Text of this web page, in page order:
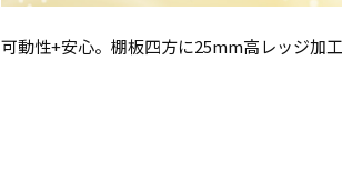
可動性+安心。棚板四方に25mm高レッジ加